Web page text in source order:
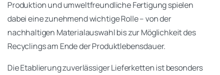
Produktion und umweltfreundliche Fertigung spielen
dabei eine zunehmend wichtige Rolle – von der
nachhaltigen Materialauswahl bis zur Möglichkeit des
Recyclings am Ende der Produktlebensdauer.
Die Etablierung zuverlässiger Lieferketten ist besonders